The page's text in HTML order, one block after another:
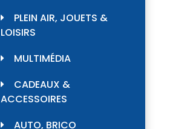
PLEIN AIR, JOUETS &
LOISIRS
MULTIMÉDIA
CADEAUX &
ACCESSOIRES
AUTO, BRICO